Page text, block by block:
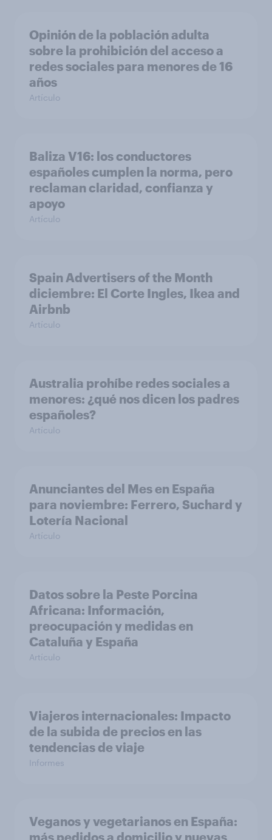
Opinión de la población adulta
sobre la prohibición del acceso a
redes sociales para menores de 16
años
Artículo
Baliza V16: los conductores
españoles cumplen la norma, pero
reclaman claridad, confianza y
apoyo
Artículo
Spain Advertisers of the Month
diciembre: El Corte Ingles, Ikea and
Airbnb
Artículo
Australia prohíbe redes sociales a
menores: ¿qué nos dicen los padres
españoles?
Artículo
Anunciantes del Mes en España
para noviembre: Ferrero, Suchard y
Lotería Nacional
Artículo
Datos sobre la Peste Porcina
Africana: Información,
preocupación y medidas en
Cataluña y España
Artículo
Viajeros internacionales: Impacto
de la subida de precios en las
tendencias de viaje
Informes
Veganos y vegetarianos en España: